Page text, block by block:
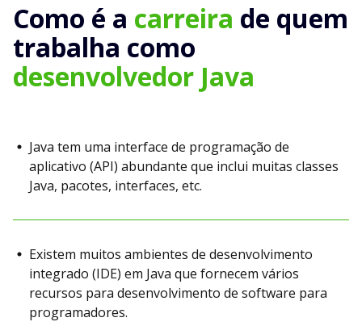
Como é a carreira de quem
trabalha como
desenvolvedor Java
Java tem uma interface de programação de
aplicativo (API) abundante que inclui muitas classes
Java, pacotes, interfaces, etc.
Existem muitos ambientes de desenvolvimento
integrado (IDE) em Java que fornecem vários
recursos para desenvolvimento de software para
programadores.